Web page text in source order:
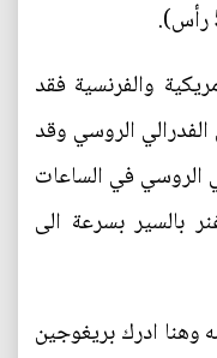
والفرنسية فقد
الروسي وقد
الروسي في الساعات
بالسير بسرعة الى
وهنا ادرك بريغوجين